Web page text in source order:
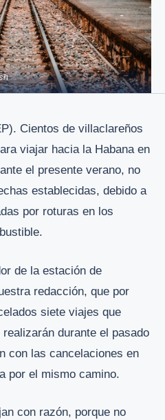
Cientos de villaclareños
viajar hacia la Habana en
el presente verano, no
establecidas, debido a
por roturas en los
de la estación de
redacción, que por
siete viajes que
durante el pasado
con las cancelaciones en
por el mismo camino.
con razón, porque no